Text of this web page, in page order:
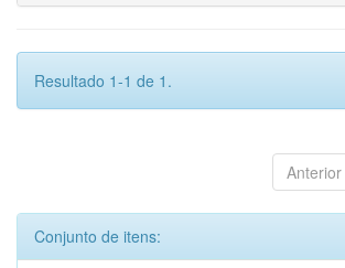
Resultado 1-1 de 1.
Anterior
Conjunto de itens: